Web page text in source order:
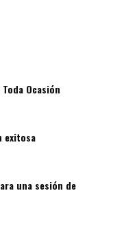
Ocasión
exitosa
una sesión de